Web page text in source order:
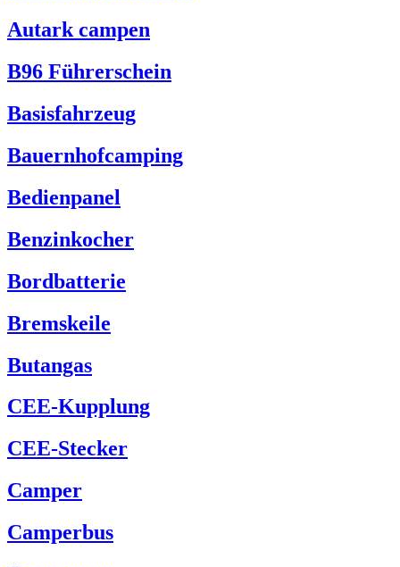
Autark campen
B96 Führerschein
Basisfahrzeug
Bauernhofcamping
Bedienpanel
Benzinkocher
Bordbatterie
Bremskeile
Butangas
CEE-Kupplung
CEE-Stecker
Camper
Camperbus